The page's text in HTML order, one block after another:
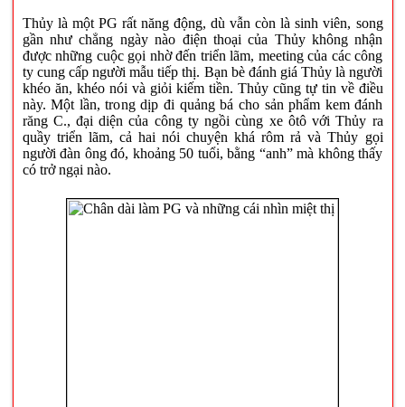
Thủy là một PG rất năng động, dù vẫn còn là sinh viên, song
gần như chẳng ngày nào điện thoại của Thủy không nhận
được những cuộc gọi nhờ đến triển lãm, meeting của các công
ty cung cấp người mẫu tiếp thị. Bạn bè đánh giá Thủy là người
khéo ăn, khéo nói và giỏi kiếm tiền. Thủy cũng tự tin về điều
này. Một lần, trong dịp đi quảng bá cho sản phẩm kem đánh
răng C., đại diện của công ty ngồi cùng xe ôtô với Thủy ra
quầy triển lãm, cả hai nói chuyện khá rôm rả và Thủy gọi
người đàn ông đó, khoảng 50 tuổi, bằng “anh” mà không thấy
có trở ngại nào.